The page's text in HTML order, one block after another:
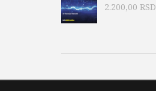
2.200,00 RSD